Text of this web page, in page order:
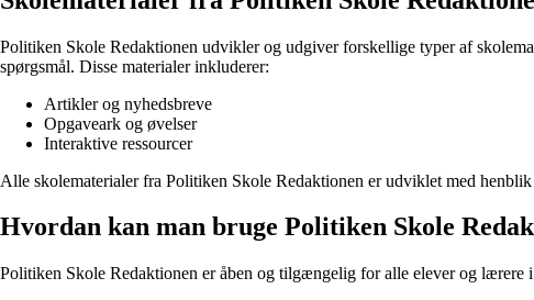
Politiken Skole Redaktionen udvikler og udgiver forskellige typer af
spørgsmål. Disse materialer inkluderer:
Artikler og nyhedsbreve
Opgaveark og øvelser
Interaktive ressourcer
Alle skolematerialer fra Politiken Skole Redaktionen er udviklet med
Hvordan kan man bruge Politiken Skole
Politiken Skole Redaktionen er åben og tilgængelig for alle elever og lærere